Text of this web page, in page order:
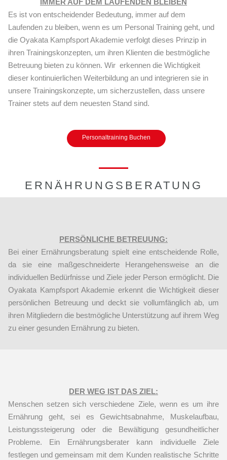
IMMER AUF DEM LAUFENDEN BLEIBEN
Es ist von entscheidender Bedeutung, immer auf dem
Laufenden zu bleiben, wenn es um Personal Training geht, und
die Oyakata Kampfsport Akademie verfolgt dieses Prinzip in
ihren Trainingskonzepten, um ihren Klienten die bestmögliche
Betreuung bieten zu können. Wir erkennen die Wichtigkeit
dieser kontinuierlichen Weiterbildung an und integrieren sie in
unsere Trainingskonzepte, um sicherzustellen, dass unsere
Trainer stets auf dem neuesten Stand sind.
Personaltraining Buchen
ERNÄHRUNGSBERATUNG
PERSÖNLICHE BETREUUNG:
Bei einer Ernährungsberatung spielt eine entscheidende Rolle,
da sie eine maßgeschneiderte Herangehensweise an die
individuellen Bedürfnisse und Ziele jeder Person ermöglicht. Die
Oyakata Kampfsport Akademie erkennt die Wichtigkeit dieser
persönlichen Betreuung und deckt sie vollumfänglich ab, um
ihren Mitgliedern die bestmögliche Unterstützung auf ihrem Weg
zu einer gesunden Ernährung zu bieten.
DER WEG IST DAS ZIEL:
Menschen setzen sich verschiedene Ziele, wenn es um ihre
Ernährung geht, sei es Gewichtsabnahme, Muskelaufbau,
Leistungssteigerung oder die Bewältigung gesundheitlicher
Probleme. Ein Ernährungsberater kann individuelle Ziele
festlegen und gemeinsam mit dem Kunden realistische Schritte